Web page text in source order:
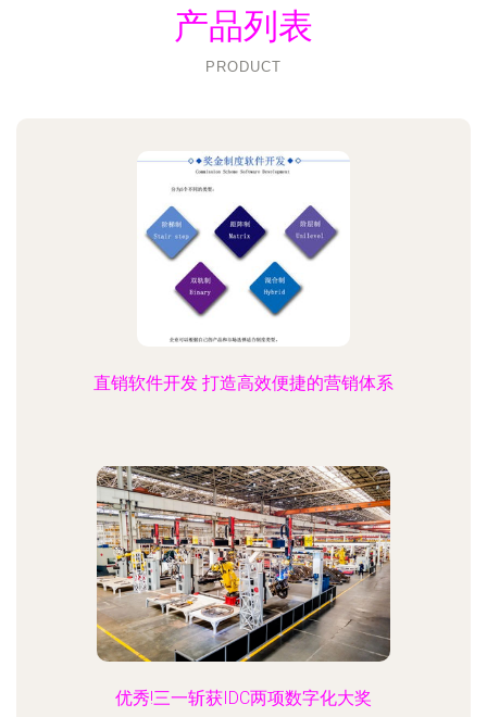
产品列表
PRODUCT
直销软件开发 打造高效便捷的营销体系
优秀!三一斩获IDC两项数字化大奖